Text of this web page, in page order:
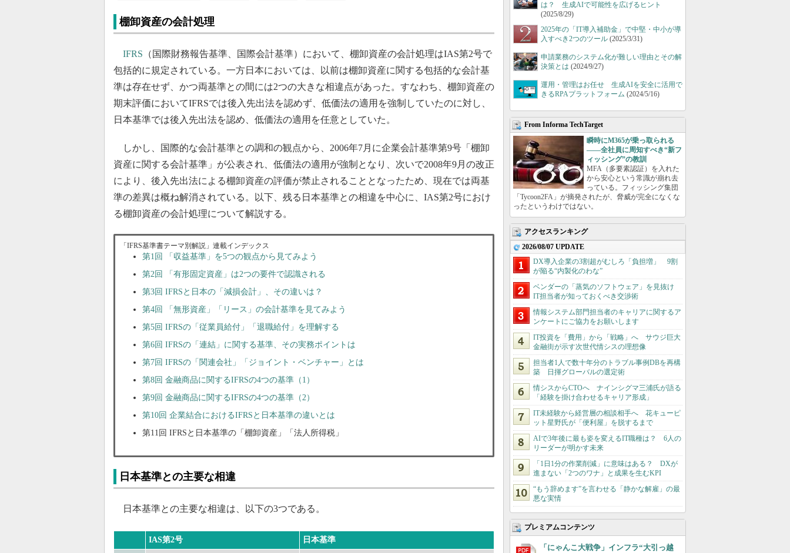
棚卸資産の会計処理
IFRS （国際財務報告基準、国際会計基準）において、棚卸資産の会計処理はIAS第2号で
包括的に規定されている。一方日本においては、以前は棚卸資産に関する包括的な会計基
準は存在せず、かつ両基準との間には2つの大きな相違点があった。すなわち、棚卸資産の
期末評価においてIFRSでは後入先出法を認めず、低価法の適用を強制していたのに対し、
日本基準では後入先出法を認め、低価法の適用を任意としていた。
しかし、国際的な会計基準との調和の観点から、2006年7月に企業会計基準第9号「棚卸
資産に関する会計基準」が公表され、低価法の適用が強制となり、次いで2008年9月の改正
により、後入先出法による棚卸資産の評価が禁止されることとなったため、現在では両基
準の差異は概ね解消されている。以下、残る日本基準との相違を中心に、IAS第2号におけ
る棚卸資産の会計処理について解説する。
「IFRS基準書テーマ別解説」連載インデックス
第1回 「収益基準」を5つの観点から見てみよう
第2回 「有形固定資産」は2つの要件で認識される
第3回 IFRSと日本の「減損会計」、その違いは？
第4回 「無形資産」「リース」の会計基準を見てみよう
第5回 IFRSの「従業員給付」「退職給付」を理解する
第6回 IFRSの「連結」に関する基準、その実務ポイントは
第7回 IFRSの「関連会社」「ジョイント・ベンチャー」とは
第8回 金融商品に関するIFRSの4つの基準（1）
第9回 金融商品に関するIFRSの4つの基準（2）
第10回 企業結合におけるIFRSと日本基準の違いとは
第11回 IFRSと日本基準の「棚卸資産」「法人所得税」
日本基準との主要な相違
日本基準との主要な相違は、以下の3つである。
IAS第2号 日本基準
は？ 生成AIで可能性を広げるヒント
(2025/8/29)
2025年の「IT導入補助金」で中堅・中小が導
入すべき2つのツール (2025/3/31)
申請業務のシステム化が難しい理由とその解
決策とは (2024/9/27)
運用・管理はお任せ 生成AIを安全に活用で
きるRPAプラットフォーム (2024/5/16)
From Informa TechTarget
瞬時にM365が乗っ取られる
――全社員に周知すべき“新フ
ィッシング”の教訓
MFA（多要素認証）を入れた
から安心という常識が崩れ去
っている。フィッシング集団
「Tycoon2FA」が摘発されたが、脅威が完全になくな
ったというわけではない。
アクセスランキング
2026/08/07 UPDATE
DX導入企業の3割超がむしろ「負担増」 9割
が陥る“内製化のわな”
ベンダーの「蒸気のソフトウェア」を見抜け
IT担当者が知っておくべき交渉術
情報システム部門担当者のキャリアに関するア
ンケートにご協力をお願いします
IT投資を「費用」から「戦略」へ サウジ巨大
金融街が示す次世代情シスの理想像
担当者1人で数十年分のトラブル事例DBを再構
築 日揮グローバルの選定術
情シスからCTOへ ナインシグマ三浦氏が語る
「経験を掛け合わせるキャリア形成」
IT未経験から経営層の相談相手へ 花キューピ
ット星野氏が「便利屋」を脱するまで
AIで3年後に最も姿を変えるIT職種は？ 6人の
リーダーが明かす未来
「1日1分の作業削減」に意味はある？ DXが
進まない「2つのワナ」と成果を生むKPI
“もう辞めます”を言わせる「静かな解雇」の最
悪な実情
プレミアムコンテンツ
「にゃんこ大戦争」インフラ“大引っ越